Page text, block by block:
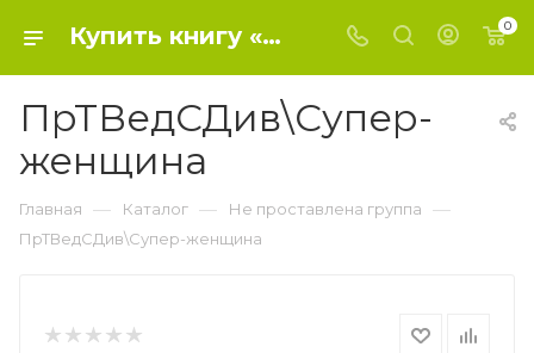
Купить книгу «ПрТВедСДив\Супер-женщина» 2017, Дивицкая С. - Не проставлена группа 0
ПрТВедСДив\Супер-
женщина
Главная — Каталог — Не проставлена группа —
ПрТВедСДив\Супер-женщина